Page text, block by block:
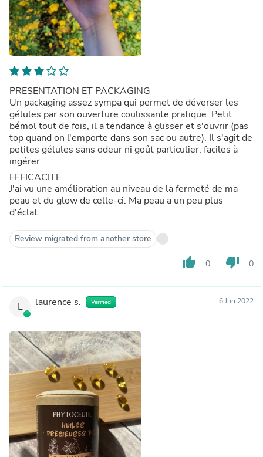
PRESENTATION ET PACKAGING
Un packaging assez sympa qui permet de déverser les
gélules par son ouverture coulissante pratique. Petit
bémol tout de fois, il a tendance à glisser et s'ouvrir (pas
top quand on l'emporte dans son sac ou autre). Il s'agit de
petites gélules sans odeur ni goût particulier, faciles à
ingérer.
EFFICACITE
J'ai vu une amélioration au niveau de la fermeté de ma
peau et du glow de celle-ci. Ma peau a un peu plus
d'éclat.
Review migrated from another store
thumb_up 0 thumb_down 0
L laurence s. Verified 6 Jun 2022